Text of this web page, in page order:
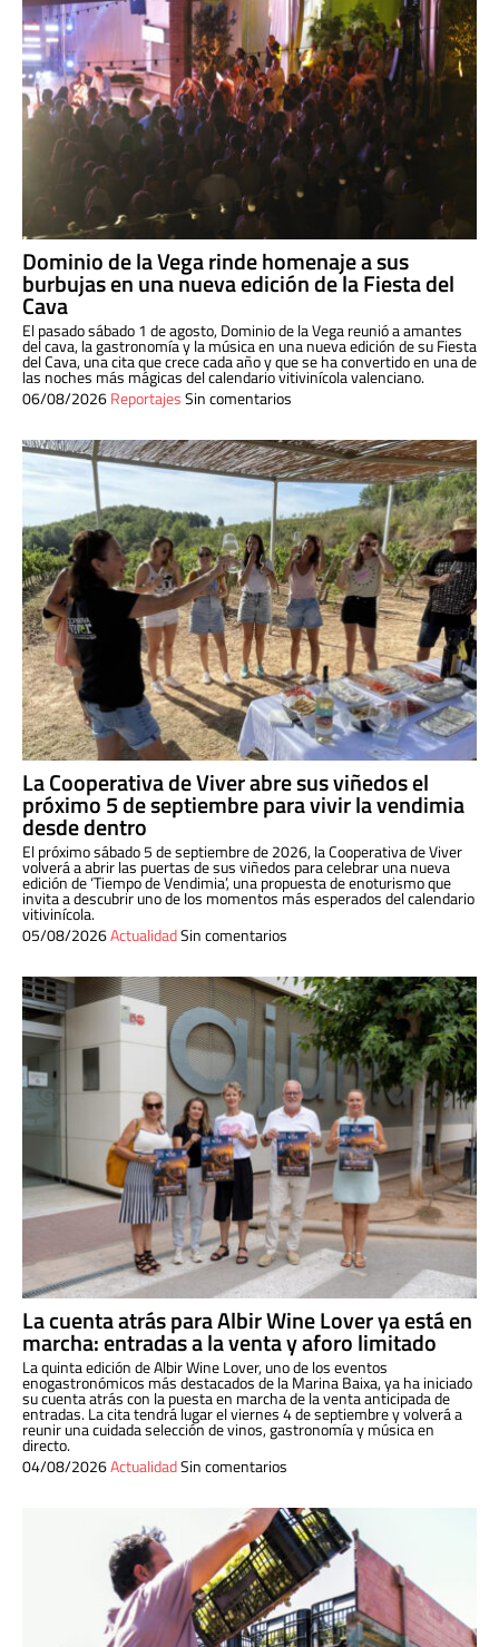
Dominio de la Vega rinde homenaje a sus
burbujas en una nueva edición de la Fiesta del
Cava
El pasado sábado 1 de agosto, Dominio de la Vega reunió a amantes
del cava, la gastronomía y la música en una nueva edición de su Fiesta
del Cava, una cita que crece cada año y que se ha convertido en una de
las noches más mágicas del calendario vitivinícola valenciano.
06/08/2026ReportajesSin comentarios
La Cooperativa de Viver abre sus viñedos el
próximo 5 de septiembre para vivir la vendimia
desde dentro
El próximo sábado 5 de septiembre de 2026, la Cooperativa de Viver
volverá a abrir las puertas de sus viñedos para celebrar una nueva
edición de ‘Tiempo de Vendimia’, una propuesta de enoturismo que
invita a descubrir uno de los momentos más esperados del calendario
vitivinícola.
05/08/2026ActualidadSin comentarios
La cuenta atrás para Albir Wine Lover ya está en
marcha: entradas a la venta y aforo limitado
La quinta edición de Albir Wine Lover, uno de los eventos
enogastronómicos más destacados de la Marina Baixa, ya ha iniciado
su cuenta atrás con la puesta en marcha de la venta anticipada de
entradas. La cita tendrá lugar el viernes 4 de septiembre y volverá a
reunir una cuidada selección de vinos, gastronomía y música en
directo.
04/08/2026ActualidadSin comentarios